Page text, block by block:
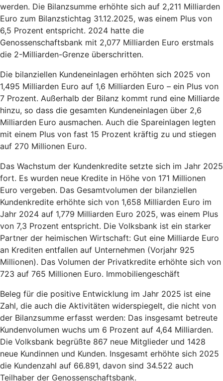
werden. Die Bilanzsumme erhöhte sich auf 2,211 Milliarden
Euro zum Bilanzstichtag 31.12.2025, was einem Plus von
6,5 Prozent entspricht. 2024 hatte die
Genossenschaftsbank mit 2,077 Milliarden Euro erstmals
die 2-Milliarden-Grenze überschritten.
Die bilanziellen Kundeneinlagen erhöhten sich 2025 von
1,495 Milliarden Euro auf 1,6 Milliarden Euro – ein Plus von
7 Prozent. Außerhalb der Bilanz kommt rund eine Milliarde
hinzu, so dass die gesamten Kundeneinlagen über 2,6
Milliarden Euro ausmachen. Auch die Spareinlagen legten
mit einem Plus von fast 15 Prozent kräftig zu und stiegen
auf 270 Millionen Euro.
Das Wachstum der Kundenkredite setzte sich im Jahr 2025
fort. Es wurden neue Kredite in Höhe von 171 Millionen
Euro vergeben. Das Gesamtvolumen der bilanziellen
Kundenkredite erhöhte sich von 1,658 Milliarden Euro im
Jahr 2024 auf 1,779 Milliarden Euro 2025, was einem Plus
von 7,3 Prozent entspricht. Die Volksbank ist ein starker
Partner der heimischen Wirtschaft: Gut eine Milliarde Euro
an Krediten entfallen auf Unternehmen (Vorjahr 925
Millionen). Das Volumen der Privatkredite erhöhte sich von
723 auf 765 Millionen Euro. Immobiliengeschäft
Beleg für die positive Entwicklung im Jahr 2025 ist eine
Zahl, die auch die Aktivitäten widerspiegelt, die nicht von
der Bilanzsumme erfasst werden: Das insgesamt betreute
Kundenvolumen wuchs um 6 Prozent auf 4,64 Milliarden.
Die Volksbank begrüßte 867 neue Mitglieder und 1428
neue Kundinnen und Kunden. Insgesamt erhöhte sich 2025
die Kundenzahl auf 66.891, davon sind 34.522 auch
Teilhaber der Genossenschaftsbank.